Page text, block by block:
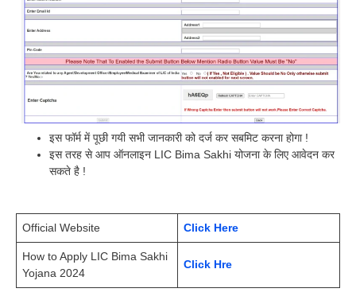
इस फॉर्म में पूछी गयी सभी जानकारी को दर्ज कर सबमिट करना होगा !
इस तरह से आप ऑनलाइन LIC Bima Sakhi योजना के लिए आवेदन कर
सकते है !
Official Website Click Here
How to Apply LIC Bima Sakhi
Yojana 2024
Click Hre